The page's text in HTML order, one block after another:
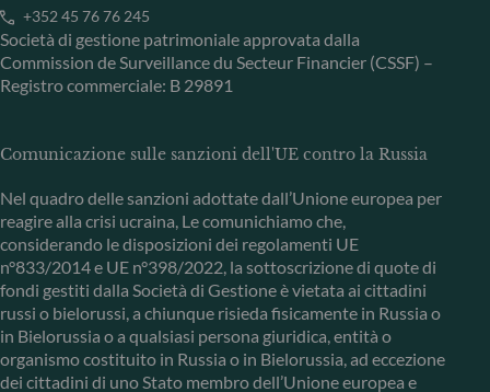
+352 45 76 76 245
Società di gestione patrimoniale approvata dalla
Commission de Surveillance du Secteur Financier (CSSF) –
Registro commerciale: B 29891
Comunicazione sulle sanzioni dell'UE contro la Russia
Nel quadro delle sanzioni adottate dall’Unione europea per
reagire alla crisi ucraina, Le comunichiamo che,
considerando le disposizioni dei regolamenti UE
n°833/2014 e UE n°398/2022, la sottoscrizione di quote di
fondi gestiti dalla Società di Gestione è vietata ai cittadini
russi o bielorussi, a chiunque risieda fisicamente in Russia o
in Bielorussia o a qualsiasi persona giuridica, entità o
organismo costituito in Russia o in Bielorussia, ad eccezione
dei cittadini di uno Stato membro dell’Unione europea e